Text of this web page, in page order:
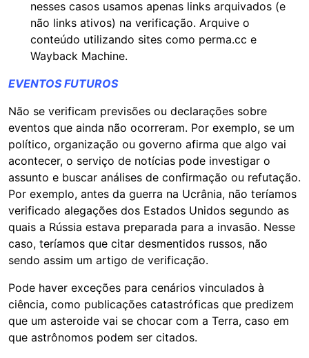
nesses casos usamos apenas links arquivados (e
não links ativos) na verificação. Arquive o
conteúdo utilizando sites como perma.cc e
Wayback Machine.
EVENTOS FUTUROS
Não se verificam previsões ou declarações sobre
eventos que ainda não ocorreram. Por exemplo, se um
político, organização ou governo afirma que algo vai
acontecer, o serviço de notícias pode investigar o
assunto e buscar análises de confirmação ou refutação.
Por exemplo, antes da guerra na Ucrânia, não teríamos
verificado alegações dos Estados Unidos segundo as
quais a Rússia estava preparada para a invasão. Nesse
caso, teríamos que citar desmentidos russos, não
sendo assim um artigo de verificação.
Pode haver exceções para cenários vinculados à
ciência, como publicações catastróficas que predizem
que um asteroide vai se chocar com a Terra, caso em
que astrônomos podem ser citados.